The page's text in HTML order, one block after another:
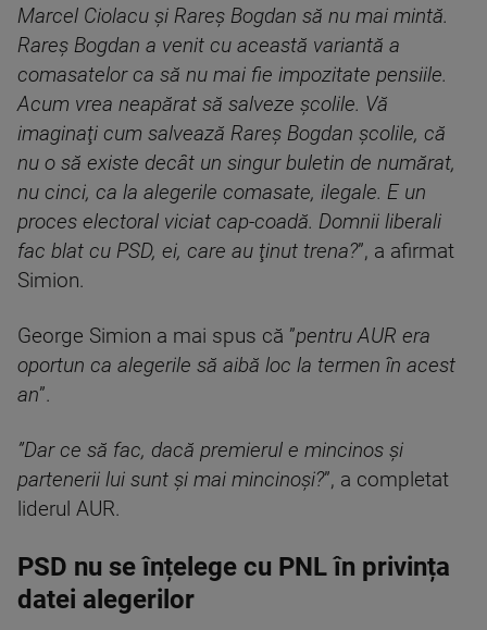
Marcel Ciolacu şi Rareş Bogdan să nu mai mintă.
Rareş Bogdan a venit cu această variantă a
comasatelor ca să nu mai fie impozitate pensiile.
Acum vrea neapărat să salveze şcolile. Vă
imaginaţi cum salvează Rareş Bogdan şcolile, că
nu o să existe decât un singur buletin de numărat,
nu cinci, ca la alegerile comasate, ilegale. E un
proces electoral viciat cap-coadă. Domnii liberali
fac blat cu PSD, ei, care au ţinut trena?”, a afirmat
Simion.
George Simion a mai spus că ”pentru AUR era
oportun ca alegerile să aibă loc la termen în acest
an”.
”Dar ce să fac, dacă premierul e mincinos şi
partenerii lui sunt şi mai mincinoşi?”, a completat
liderul AUR.
PSD nu se înțelege cu PNL în privința
datei alegerilor